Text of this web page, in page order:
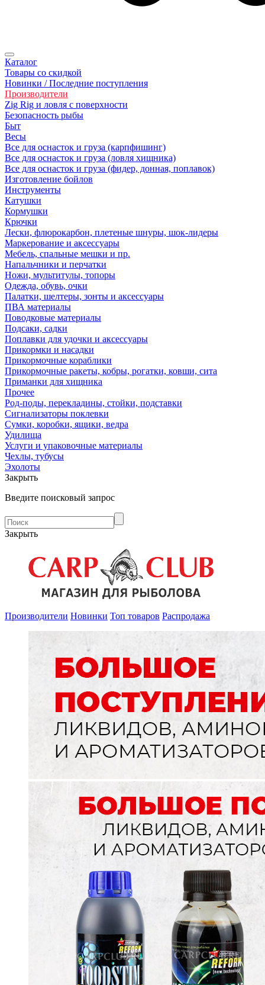
Каталог
Товары со скидкой
Новинки / Последние поступления
Производители
Zig Rig и ловля с поверхности
Безoпасность рыбы
Быт
Весы
Все для оснасток и груза (карпфишинг)
Все для оснасток и груза (ловля хищника)
Все для оснасток и груза (фидер, донная, поплавок)
Изготовление бойлов
Инструменты
Катушки
Кормушки
Крючки
Лески, флюрокарбон, плетеные шнуры, шок-лидеры
Маркерование и аксессуары
Мебель, спальные мешки и пр.
Напальчники и перчатки
Ножи, мультитулы, топоры
Одежда, обувь, очки
Палатки, шелтеры, зонты и аксессуары
ПВА материалы
Поводковые материалы
Подсаки, садки
Поплавки для удочки и аксессуары
Прикормки и насадки
Прикормочные кораблики
Прикормочные ракеты, кобры, рогатки, ковши, сита
Приманки для хищника
Прочее
Род-поды, перекладины, стойки, подставки
Сигнализаторы поклевки
Сумки, коробки, ящики, ведра
Удилища
Услуги и упаковочные материалы
Чехлы, тубусы
Эхолоты
Закрыть
Введите поисковый запрос
Закрыть
Производители Новинки Топ товаров Распродажа